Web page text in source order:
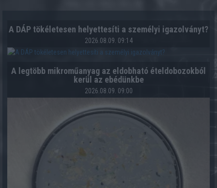
A DÁP tökéletesen helyettesíti a személyi igazolványt?
2026.08.09. 09:14
A legtöbb mikroműanyag az eldobható ételdobozokból
kerül az ebédünkbe
2026.08.09. 09:00